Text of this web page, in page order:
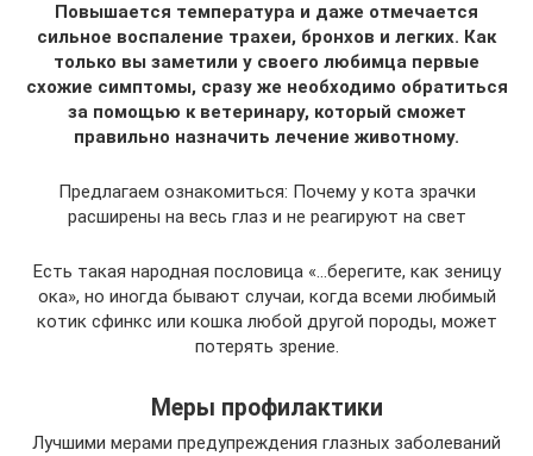
Повышается температура и даже отмечается
сильное воспаление трахеи, бронхов и легких. Как
только вы заметили у своего любимца первые
схожие симптомы, сразу же необходимо обратиться
за помощью к ветеринару, который сможет
правильно назначить лечение животному.
Предлагаем ознакомиться: Почему у кота зрачки
расширены на весь глаз и не реагируют на свет
Есть такая народная пословица «…берегите, как зеницу
ока», но иногда бывают случаи, когда всеми любимый
котик сфинкс или кошка любой другой породы, может
потерять зрение.
Меры профилактики
Лучшими мерами предупреждения глазных заболеваний